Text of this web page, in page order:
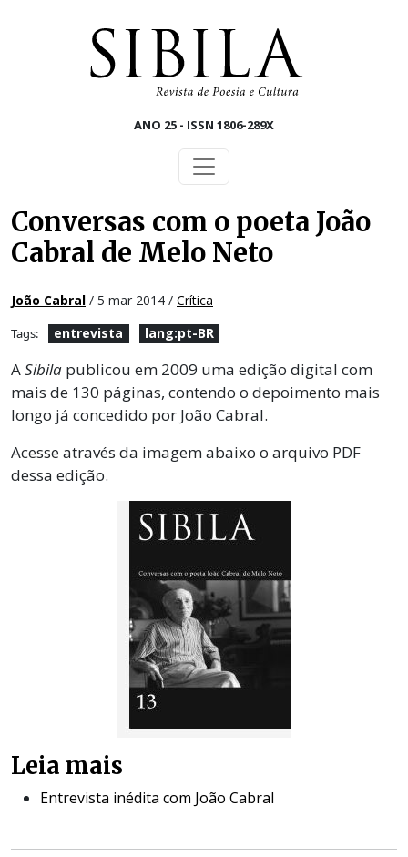
ANO 25 - ISSN 1806-289X
Conversas com o poeta João
Cabral de Melo Neto
João Cabral / 5 mar 2014 / Crítica
Tags: entrevista lang:pt-BR
ASibila publicou em 2009 uma edição digital com
mais de 130 páginas, contendo o depoimento mais
longo já concedido por João Cabral.
Acesse através da imagem abaixo o arquivo PDF
dessa edição.
Leia mais
Entrevista inédita com João Cabral